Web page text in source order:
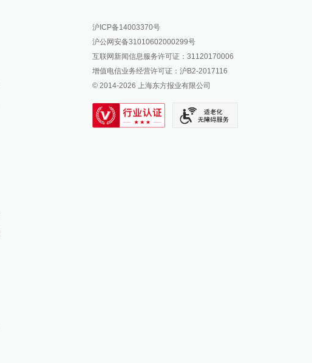
澎湃新闻公众号
澎湃新闻抖音号
派生万物开放平台
IP SHANGHAI
SIXTH TONE
报料邮箱: news@thepaper.cn
沪ICP备14003370号
沪公网安备31010602000299号
互联网新闻信息服务许可证：31120170006
增值电信业务经营许可证：沪B2-2017116
© 2014-2026 上海东方报业有限公司